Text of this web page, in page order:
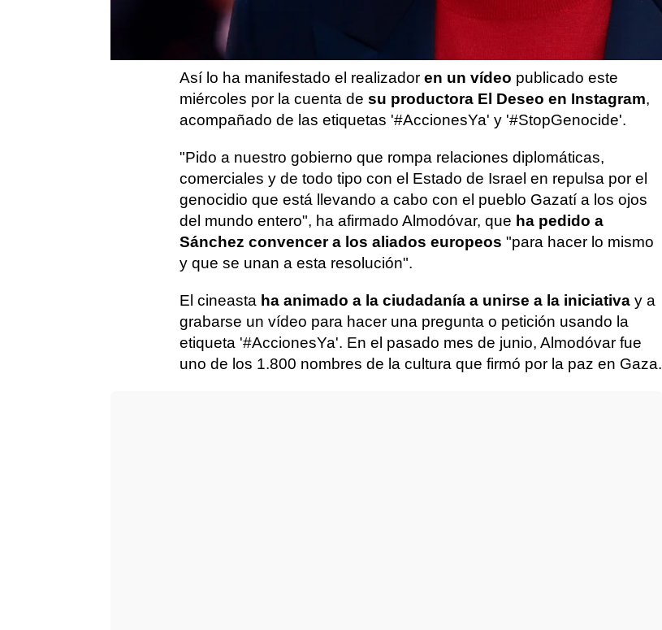
repulsa
y convida a Sánchez a
convencer a los aliados europeos para unirse a esta causa.
Así lo ha manifestado el realizador en un vídeo publicado este
miércoles por la cuenta de su productora El Deseo en Instagram,
acompañado de las etiquetas '#AccionesYa' y '#StopGenocide'.
"Pido a nuestro gobierno que rompa relaciones diplomáticas,
comerciales y de todo tipo con el Estado de Israel en repulsa por el
genocidio que está llevando a cabo con el pueblo Gazatí a los ojos
del mundo entero", ha afirmado Almodóvar, que ha pedido a
Sánchez convencer a los aliados europeos "para hacer lo mismo
y que se unan a esta resolución".
El cineasta ha animado a la ciudadanía a unirse a la iniciativa y a
grabarse un vídeo para hacer una pregunta o petición usando la
etiqueta '#AccionesYa'. En el pasado mes de junio, Almodóvar fue
uno de los 1.800 nombres de la cultura que firmó por la paz en Gaza.